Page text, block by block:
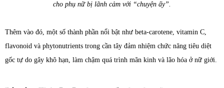
cho phụ nữ bị lãnh cảm với “chuyện ấy”.
Thêm vào đó, một số thành phần nổi bật như beta-carotene, vitamin C,
flavonoid và phytonutrients trong cần tây đảm nhiệm chức năng tiêu diệt
gốc tự do gây khô hạn, làm chậm quá trình mãn kinh và lão hóa ở nữ giới.